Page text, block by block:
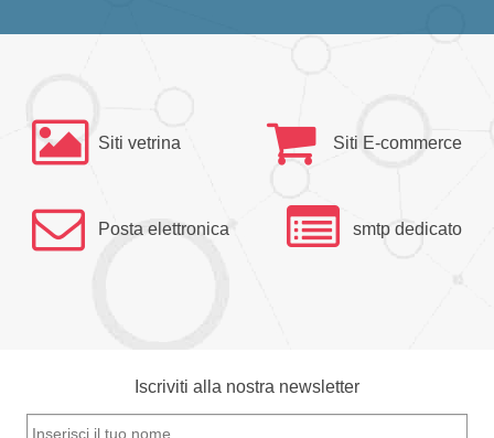
Siti vetrina Siti E-commerce
Posta elettronica smtp dedicato
Iscriviti alla nostra newsletter